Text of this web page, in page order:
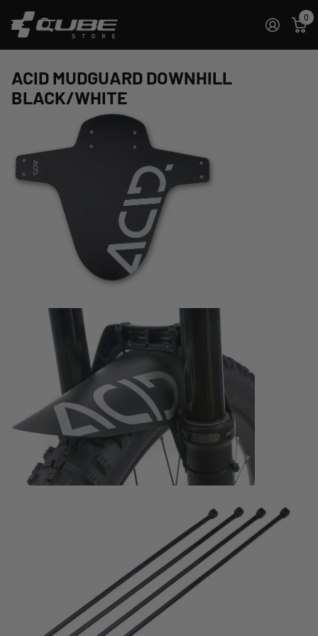
0
ACID MUDGUARD DOWNHILL
BLACK/WHITE